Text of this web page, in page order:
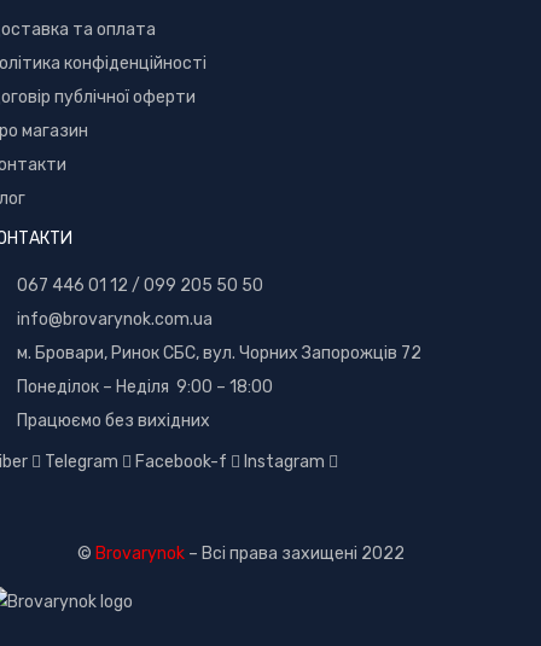
та оплата
конфіденційності
публічної оферти
магазин
067 446 01 12 / 099 205 50 50
info@brovarynok.com.ua
м. Бровари, Ринок СБС, вул. Чорних Запорожців 72
Понеділок – Неділя 9:00 – 18:00
Працюємо без вихідних
Telegram Facebook-f Instagram
© Brovarynok– Всі права захищені 2022